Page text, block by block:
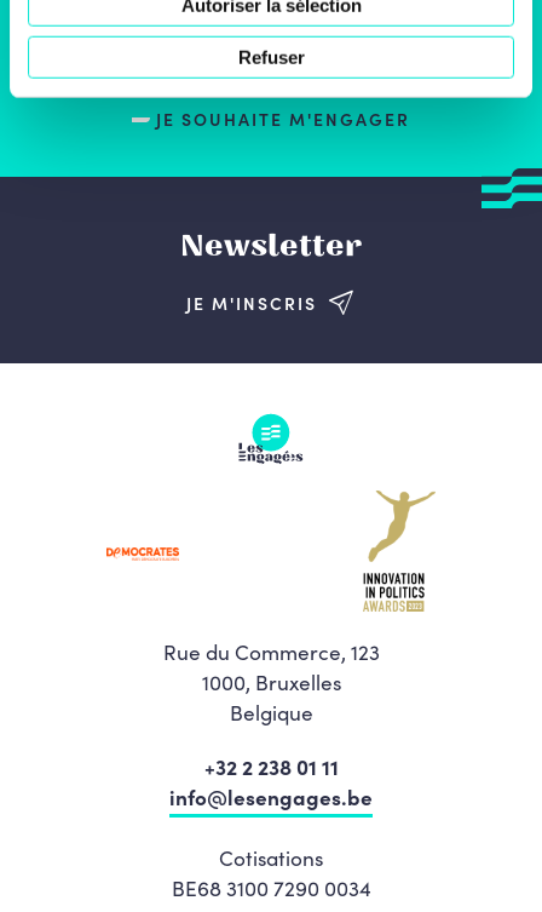
Autoriser la sélection
Refuser
S'engager
JE SOUHAITE M'ENGAGER
Newsletter
JE M'INSCRIS
Rue du Commerce, 123
1000, Bruxelles
Belgique
+32 2 238 01 11
info@lesengages.be
Cotisations
BE68 3100 7290 0034